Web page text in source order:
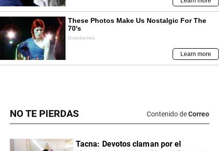
NO TE PIERDAS Contenido deCorreo
Tacna: Devotos claman por el